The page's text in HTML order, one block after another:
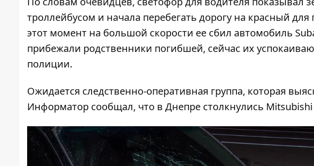
троллейбусом и начала перебегать дорогу на красный
этот момент на большой скорости ее сбил автомобиль
прибежали родственники погибшей, сейчас их
полиции.
Ожидается следственно-оперативная группа, которая
Информатор сообщал, что в Днепре столкнулись